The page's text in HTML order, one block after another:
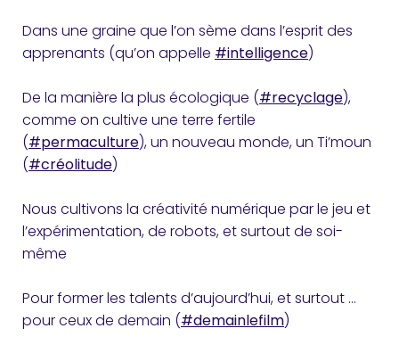
Dans une graine que l’on sème dans l’esprit des
apprenants (qu’on appelle #intelligence)
De la manière la plus écologique (#recyclage),
comme on cultive une terre fertile
(#permaculture), un nouveau monde, un Ti’moun
(#créolitude)
Nous cultivons la créativité numérique par le jeu et
l’expérimentation, de robots, et surtout de soi-
même
Pour former les talents d’aujourd’hui, et surtout …
pour ceux de demain (#demainlefilm)